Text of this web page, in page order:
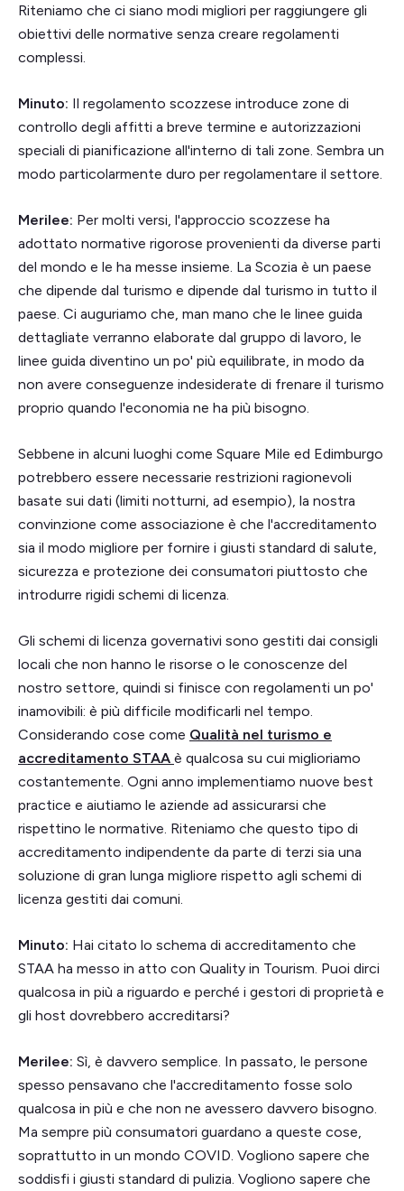
Riteniamo che ci siano modi migliori per raggiungere gli
obiettivi delle normative senza creare regolamenti
complessi.
Minuto: Il regolamento scozzese introduce zone di
controllo degli affitti a breve termine e autorizzazioni
speciali di pianificazione all'interno di tali zone. Sembra un
modo particolarmente duro per regolamentare il settore.
Merilee: Per molti versi, l'approccio scozzese ha
adottato normative rigorose provenienti da diverse parti
del mondo e le ha messe insieme. La Scozia è un paese
che dipende dal turismo e dipende dal turismo in tutto il
paese. Ci auguriamo che, man mano che le linee guida
dettagliate verranno elaborate dal gruppo di lavoro, le
linee guida diventino un po' più equilibrate, in modo da
non avere conseguenze indesiderate di frenare il turismo
proprio quando l'economia ne ha più bisogno.
Sebbene in alcuni luoghi come Square Mile ed Edimburgo
potrebbero essere necessarie restrizioni ragionevoli
basate sui dati (limiti notturni, ad esempio), la nostra
convinzione come associazione è che l'accreditamento
sia il modo migliore per fornire i giusti standard di salute,
sicurezza e protezione dei consumatori piuttosto che
introdurre rigidi schemi di licenza.
Gli schemi di licenza governativi sono gestiti dai consigli
locali che non hanno le risorse o le conoscenze del
nostro settore, quindi si finisce con regolamenti un po'
inamovibili: è più difficile modificarli nel tempo.
Considerando cose come Qualità nel turismo e
accreditamento STAA è qualcosa su cui miglioriamo
costantemente. Ogni anno implementiamo nuove best
practice e aiutiamo le aziende ad assicurarsi che
rispettino le normative. Riteniamo che questo tipo di
accreditamento indipendente da parte di terzi sia una
soluzione di gran lunga migliore rispetto agli schemi di
licenza gestiti dai comuni.
Minuto: Hai citato lo schema di accreditamento che
STAA ha messo in atto con Quality in Tourism. Puoi dirci
qualcosa in più a riguardo e perché i gestori di proprietà e
gli host dovrebbero accreditarsi?
Merilee: Sì, è davvero semplice. In passato, le persone
spesso pensavano che l'accreditamento fosse solo
qualcosa in più e che non ne avessero davvero bisogno.
Ma sempre più consumatori guardano a queste cose,
soprattutto in un mondo COVID. Vogliono sapere che
soddisfi i giusti standard di pulizia. Vogliono sapere che